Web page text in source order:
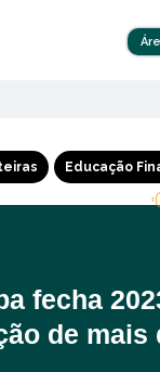
Educação
fecha
de mais